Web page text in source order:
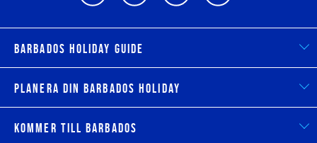
Barbados Holiday Guide
Planera din Barbados Holiday
Kommer till Barbados